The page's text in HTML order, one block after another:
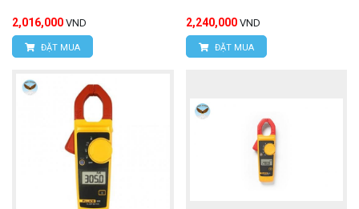
2,016,000 VND
ĐẶT MUA
2,240,000 VND
ĐẶT MUA